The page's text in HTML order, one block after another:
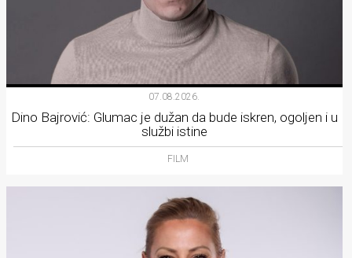
07.08.2026.
Dino Bajrović: Glumac je dužan da bude iskren, ogoljen i u
službi istine
FILM